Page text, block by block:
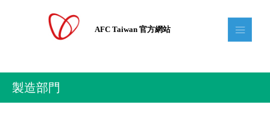
AFC Taiwan 官方網站
製造部門